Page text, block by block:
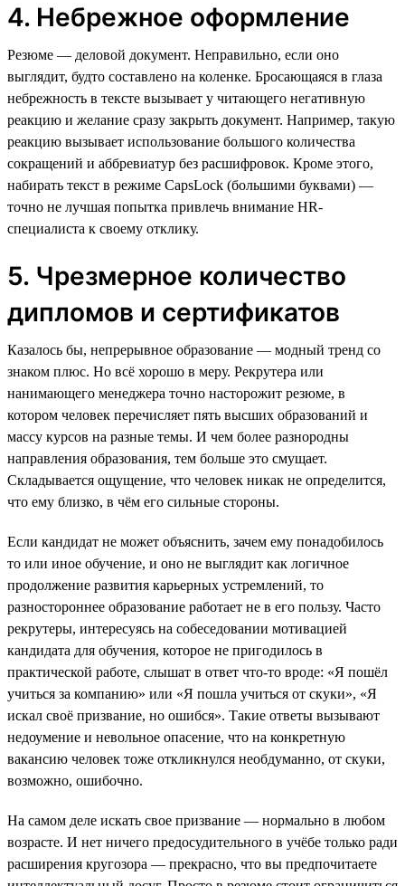
4. Небрежное оформление
Резюме — деловой документ. Неправильно, если оно
выглядит, будто составлено на коленке. Бросающаяся в глаза
небрежность в тексте вызывает у читающего негативную
реакцию и желание сразу закрыть документ. Например, такую
реакцию вызывает использование большого количества
сокращений и аббревиатур без расшифровок. Кроме этого,
набирать текст в режиме СapsLock (большими буквами) —
точно не лучшая попытка привлечь внимание HR-
специалиста к своему отклику.
5. Чрезмерное количество
дипломов и сертификатов
Казалось бы, непрерывное образование — модный тренд со
знаком плюс. Но всё хорошо в меру. Рекрутера или
нанимающего менеджера точно насторожит резюме, в
котором человек перечисляет пять высших образований и
массу курсов на разные темы. И чем более разнородны
направления образования, тем больше это смущает.
Складывается ощущение, что человек никак не определится,
что ему близко, в чём его сильные стороны.
Если кандидат не может объяснить, зачем ему понадобилось
то или иное обучение, и оно не выглядит как логичное
продолжение развития карьерных устремлений, то
разностороннее образование работает не в его пользу. Часто
рекрутеры, интересуясь на собеседовании мотивацией
кандидата для обучения, которое не пригодилось в
практической работе, слышат в ответ что-то вроде: «Я пошёл
учиться за компанию» или «Я пошла учиться от скуки», «Я
искал своё призвание, но ошибся». Такие ответы вызывают
недоумение и невольное опасение, что на конкретную
вакансию человек тоже откликнулся необдуманно, от скуки,
возможно, ошибочно.
На самом деле искать свое призвание — нормально в любом
возрасте. И нет ничего предосудительного в учёбе только ради
расширения кругозора — прекрасно, что вы предпочитаете